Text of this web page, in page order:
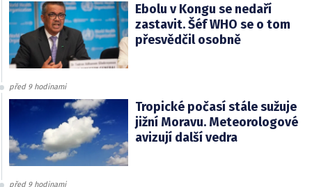
Ebolu v Kongu se nedaří
zastavit. Šéf WHO se o tom
přesvědčil osobně
před 9 hodinami
Tropické počasí stále sužuje
jižní Moravu. Meteorologové
avizují další vedra
před 9 hodinami